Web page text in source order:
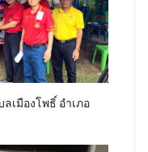
เมืองโพธิ์ อำเภอ